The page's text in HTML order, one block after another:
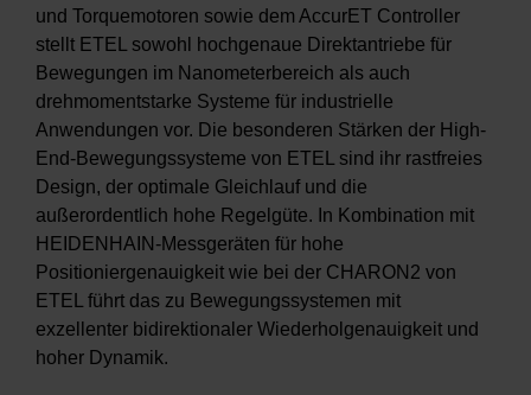
und Torquemotoren sowie dem AccurET Controller
stellt ETEL sowohl hochgenaue Direktantriebe für
Bewegungen im Nanometerbereich als auch
drehmomentstarke Systeme für industrielle
Anwendungen vor. Die besonderen Stärken der High-
End-Bewegungssysteme von ETEL sind ihr rastfreies
Design, der optimale Gleichlauf und die
außerordentlich hohe Regelgüte. In Kombination mit
HEIDENHAIN-Messgeräten für hohe
Positioniergenauigkeit wie bei der CHARON2 von
ETEL führt das zu Bewegungssystemen mit
exzellenter bidirektionaler Wiederholgenauigkeit und
hoher Dynamik.